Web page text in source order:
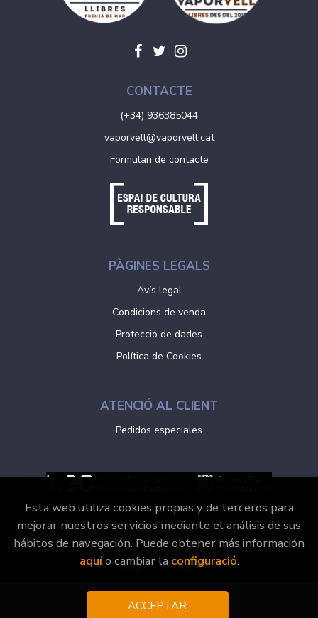
CONTACTE
(+34) 936385044
vaporvell@vaporvell.cat
Formulari de contacte
PÀGINES LEGALS
Avís legal
Condicions de venda
Protecció de dades
Política de Cookies
ATENCIÓ AL CLIENT
Pedidos especiales
2026 © Vaporvell Llibres. Tots els Drets Reservats |
Grupo Trevenque
Esta web utiliza cookies propias y de terceros para
mejorar nuestros servicios mediante el análisis de sus
hábitos de navegación. Puede obtener más información
aquío cambiar la configuració.
ACCEPTAR